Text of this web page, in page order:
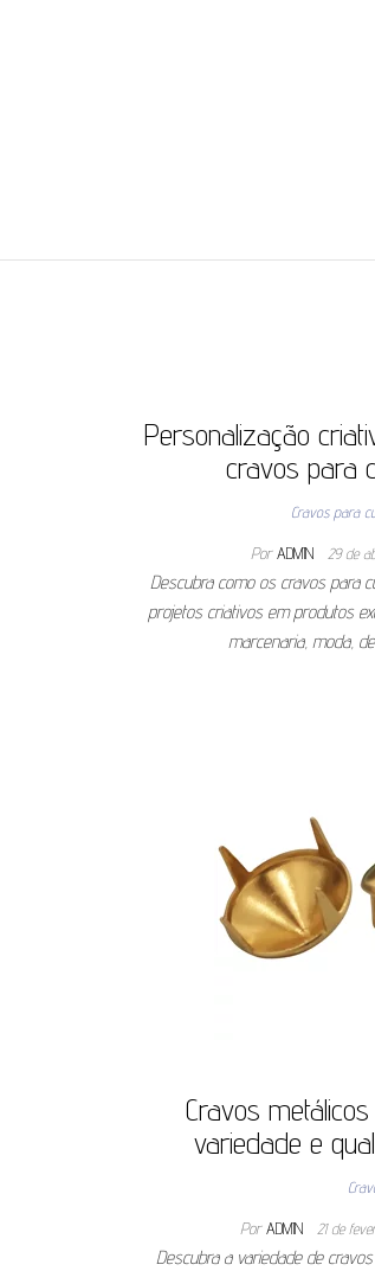
Personalização
cravos para
Cravos para
Por ADMIN 29 de
Descubra como os cravos para
projetos criativos em produtos
marcenaria, moda,
Cravos
variedade e
Por ADMIN 21 de
Descubra a variedade de